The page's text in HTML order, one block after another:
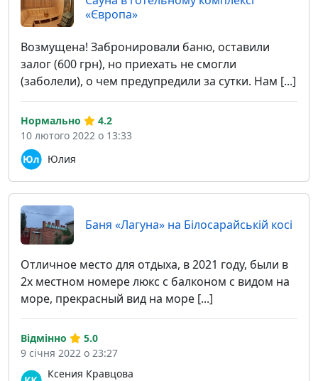
«Європа»
Возмущена! Забронировали баню, оставили
залог (600 грн), но приехать не смогли
(заболели), о чем предупредили за сутки. Нам [...]
Юлия
Нормально
4.2
10 лютого 2022 о 13:33
Баня «Лагуна» на Білосарайській косі
Отличное место для отдыха, в 2021 году, были в
2х местном номере люкс с балконом с видом на
море, прекрасный вид на море [...]
Ксения Кравцова
Відмінно
5.0
9 січня 2022 о 23:27